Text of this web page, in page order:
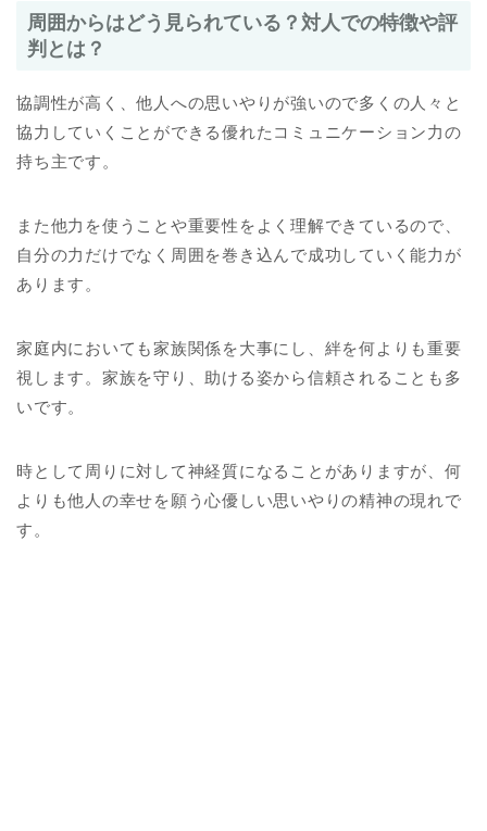
周囲からはどう見られている？対人での特徴や評
判とは？
協調性が高く、他人への思いやりが強いので多くの人々と
協力していくことができる優れたコミュニケーション力の
持ち主です。
また他力を使うことや重要性をよく理解できているので、
自分の力だけでなく周囲を巻き込んで成功していく能力が
あります。
家庭内においても家族関係を大事にし、絆を何よりも重要
視します。家族を守り、助ける姿から信頼されることも多
いです。
時として周りに対して神経質になることがありますが、何
よりも他人の幸せを願う心優しい思いやりの精神の現れで
す。